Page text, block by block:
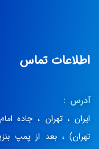
اطلاعات تماس
آدرس :
ایران ، تهران ، جاده
تهران) ، بعد از پمپ